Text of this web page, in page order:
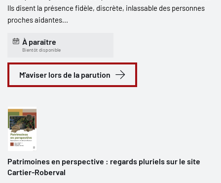
Ils disent la présence fidèle, discrète, inlassable des personnes
proches aidantes...
À paraître
Bientôt disponible
M'aviser lors de la parution
Patrimoines en perspective : regards pluriels sur le site
Cartier-Roberval